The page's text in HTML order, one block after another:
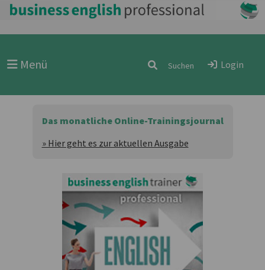
Menü Login
Das monatliche Online-Trainingsjournal
» Hier geht es zur aktuellen Ausgabe